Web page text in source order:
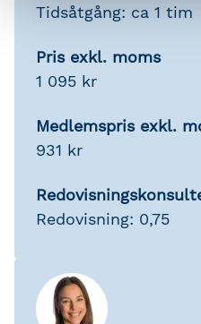
Tidsåtgång: ca 1 tim
Pris exkl. moms
1 095 kr
Medlemspris exkl.
931 kr
Redovisning: 0,75